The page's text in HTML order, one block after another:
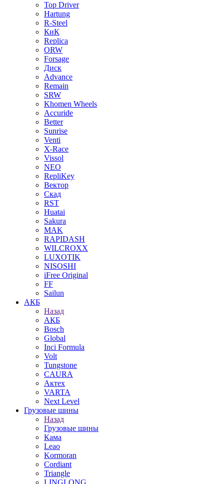
Top Driver
Hartung
R-Steel
КиК
Replica
ORW
Forsage
Диск
Advance
Remain
SRW
Khomen Wheels
Accuride
Better
Sunrise
Venti
X-Race
Vissol
NEO
RepliKey
Вектор
Скад
RST
Huatai
Sakura
MAK
RAPIDASH
WILCROXX
LUXOTIK
NISOSHI
iFree Original
FF
Sailun
АКБ
Назад
АКБ
Bosch
Global
Inci Formula
Volt
Tungstone
CAURA
Актех
VARTA
Next Level
Грузовые шины
Назад
Грузовые шины
Кама
Leao
Kormoran
Cordiant
Triangle
LINGLONG